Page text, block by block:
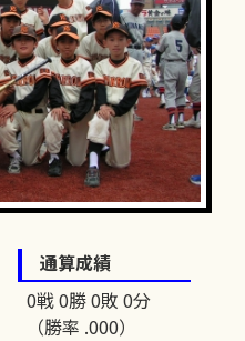
通算成績
0戦 0勝 0敗 0分
（勝率 .000）